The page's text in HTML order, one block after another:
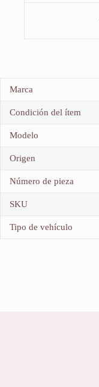
Marca
Condición del ítem
Modelo
Origen
Número de pieza
SKU
Tipo de vehículo